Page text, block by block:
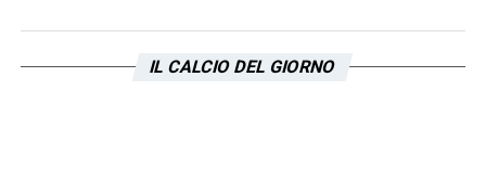
dirigenza di trovare un equilibrio tra le
IL CALCIO DEL GIORNO